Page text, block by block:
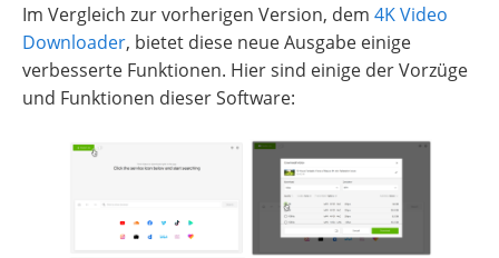
Im Vergleich zur vorherigen Version, dem 4K Video
Downloader, bietet diese neue Ausgabe einige
verbesserte Funktionen. Hier sind einige der Vorzüge
und Funktionen dieser Software: